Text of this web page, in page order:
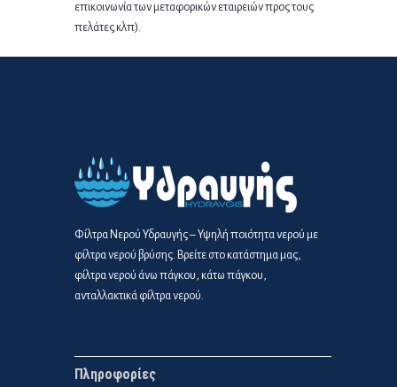
επικοινωνία των μεταφορικών εταιρειών προς τους
πελάτες κλπ).
Φίλτρα Νερού Υδραυγής – Υψηλή ποιότητα νερού με
φίλτρα νερού βρύσης. Βρείτε στο κατάστημα μας,
φίλτρα νερού άνω πάγκου, κάτω πάγκου,
ανταλλακτικά φίλτρα νερού.
Πληροφορίες